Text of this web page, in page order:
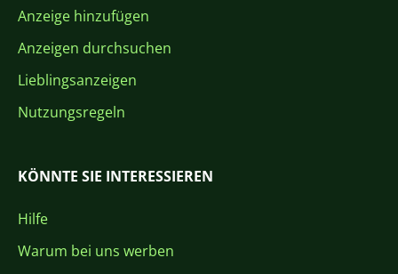
Anzeige hinzufügen
Anzeigen durchsuchen
Lieblingsanzeigen
Nutzungsregeln
KÖNNTE SIE INTERESSIEREN
Hilfe
Warum bei uns werben